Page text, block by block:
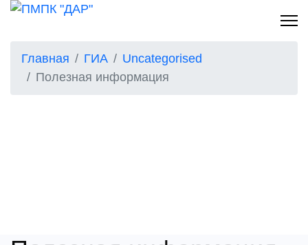
Главная ГИА
Uncategorised
Полезная информация